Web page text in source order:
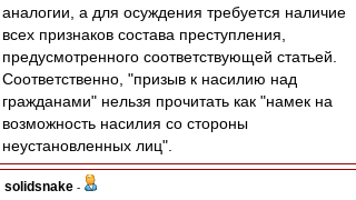
аналогии, а для осуждения требуется наличие
всех признаков состава преступления,
предусмотренного соответствующей статьей.
Соответственно, "призыв к насилию над
гражданами" нельзя прочитать как "намек на
возможность насилия со стороны
неустановленных лиц".
solidsnake -